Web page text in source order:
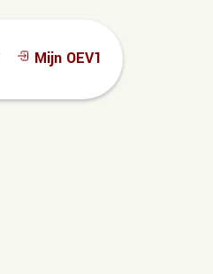
Mijn OEV1